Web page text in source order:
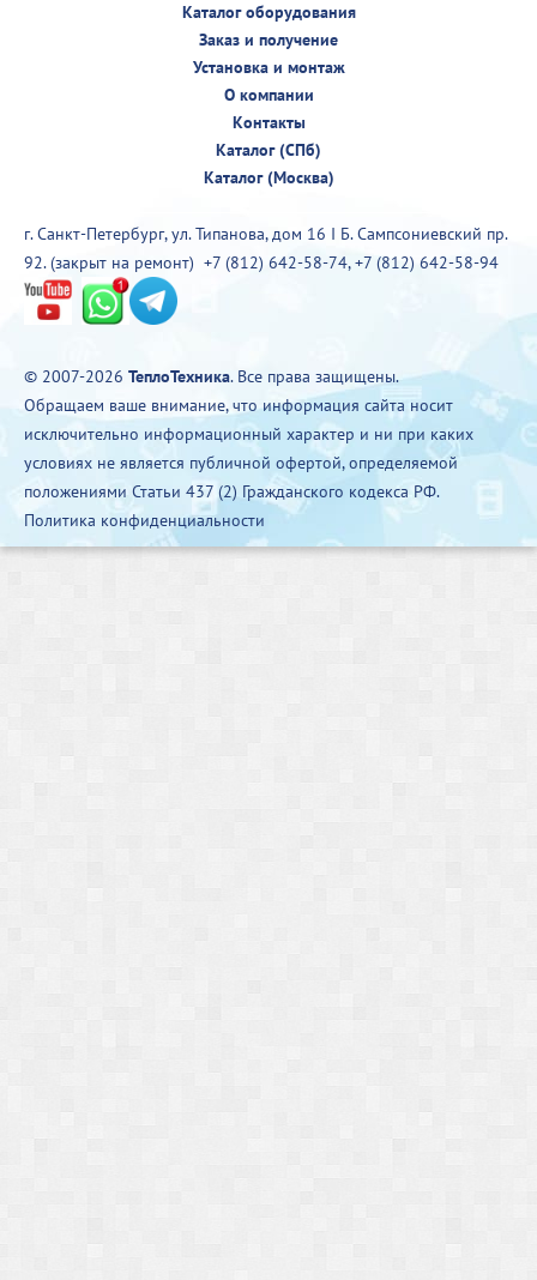
Каталог оборудования
Заказ и получение
Установка и монтаж
О компании
Контакты
Каталог (СПб)
Каталог (Москва)
г. Санкт-Петербург, ул. Типанова, дом 16 I Б. Сампсониевский пр.
92. (закрыт на ремонт) +7 (812) 642-58-74,+7 (812) 642-58-94
© 2007-2026 ТеплоТехника. Все права защищены.
Обращаем ваше внимание, что информация сайта носит
исключительно информационный характер и ни при каких
условиях не является публичной офертой, определяемой
положениями Статьи 437 (2) Гражданского кодекса РФ.
Политика конфиденциальности